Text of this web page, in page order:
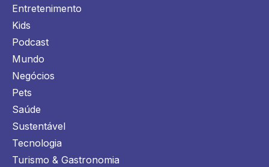
Entretenimento
Kids
Podcast
Mundo
Negócios
Pets
Saúde
Sustentável
Tecnologia
Turismo & Gastronomia